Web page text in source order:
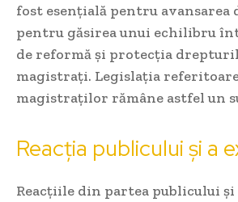
fost esențială pentru
pentru găsirea unui echilibru
de reformă și protecția
magistrați. Legislația
magistraților rămâne astfel un
Reacția publicului și a
Reacțiile din partea publicului